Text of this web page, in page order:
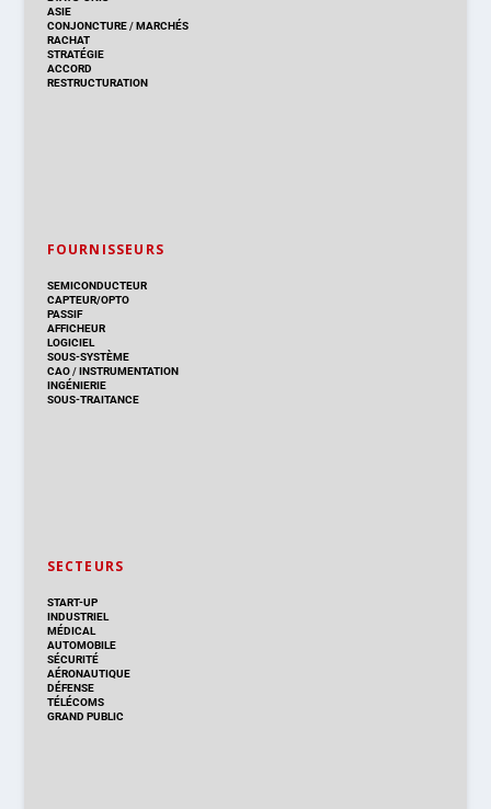
ASIE
CONJONCTURE/MARCHÉS
RACHAT
STRATÉGIE
ACCORD
RESTRUCTURATION
FOURNISSEURS
SEMICONDUCTEUR
CAPTEUR/OPTO
PASSIF
AFFICHEUR
LOGICIEL
SOUS-SYSTÈME
CAO/INSTRUMENTATION
INGÉNIERIE
SOUS-TRAITANCE
SECTEURS
START-UP
INDUSTRIEL
MÉDICAL
AUTOMOBILE
SÉCURITÉ
AÉRONAUTIQUE
DÉFENSE
TÉLÉCOMS
GRAND PUBLIC